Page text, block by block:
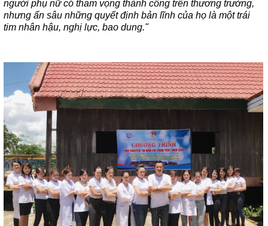
người phụ nữ có tham vọng thành công trên thương trường,
nhưng ẩn sâu những quyết định bản lĩnh của họ là một trái
tim nhân hậu, nghị lực, bao dung."